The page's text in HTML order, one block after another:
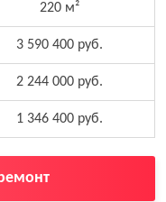
220 м²
3 590 400 руб.
2 244 000 руб.
1 346 400 руб.